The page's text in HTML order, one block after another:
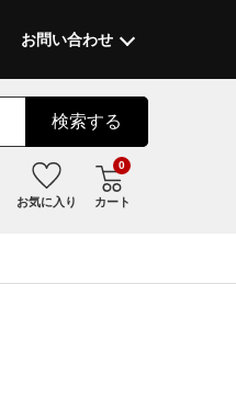
お問い合わせ
検索する
お気に入り カート
0